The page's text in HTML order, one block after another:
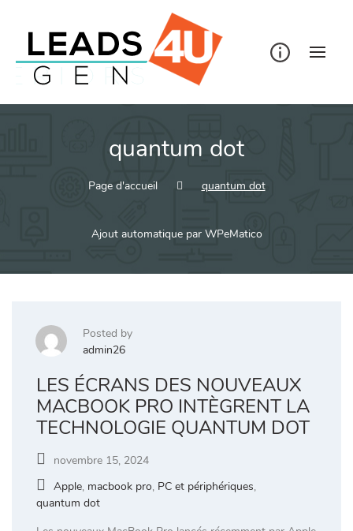
quantum dot
Page d'accueil quantum dot
Ajout automatique par WPeMatico
Posted by
admin26
LES ÉCRANS DES NOUVEAUX
MACBOOK PRO INTÈGRENT LA
TECHNOLOGIE QUANTUM DOT
novembre 15, 2024
Apple, macbook pro, PC et périphériques,
quantum dot